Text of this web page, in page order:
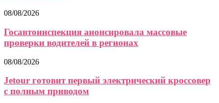
08/08/2026
Госавтоинспекция анонсировала массовые
проверки водителей в регионах
08/08/2026
Jetour готовит первый электрический кроссовер
с полным приводом